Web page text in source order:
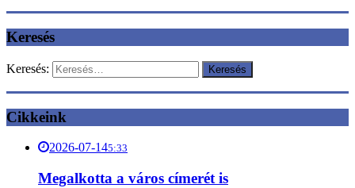
Keresés
Keresés:
Cikkeink
2026-07-145:33
Megalkotta a város címerét is